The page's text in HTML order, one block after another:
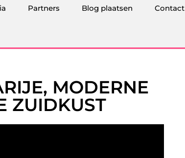
Partners Blog plaatsen Contact
MODERNE
ZUIDKUST